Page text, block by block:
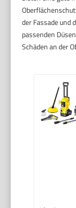
der Fassade und
passenden
Schäden an der